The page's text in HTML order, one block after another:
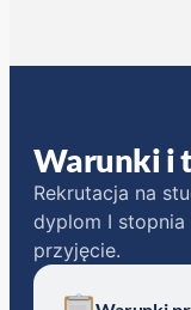
Warunki i
Rekrutacja na
dyplom I stopnia
przyjęcie.